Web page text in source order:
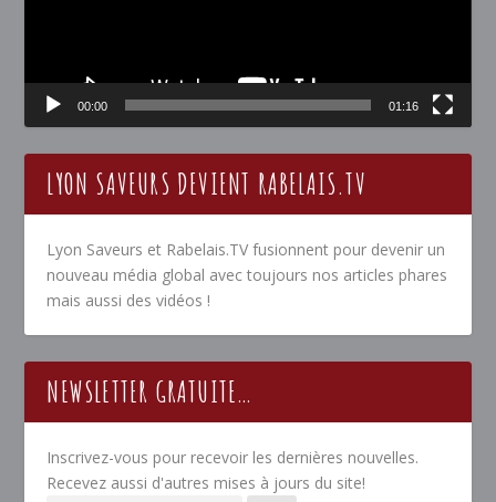
00:00 01:16
LYON SAVEURS DEVIENT RABELAIS.TV
Lyon Saveurs et Rabelais.TV fusionnent pour devenir un
nouveau média global avec toujours nos articles phares
mais aussi des vidéos !
NEWSLETTER GRATUITE…
Inscrivez-vous pour recevoir les dernières nouvelles.
Recevez aussi d'autres mises à jours du site!